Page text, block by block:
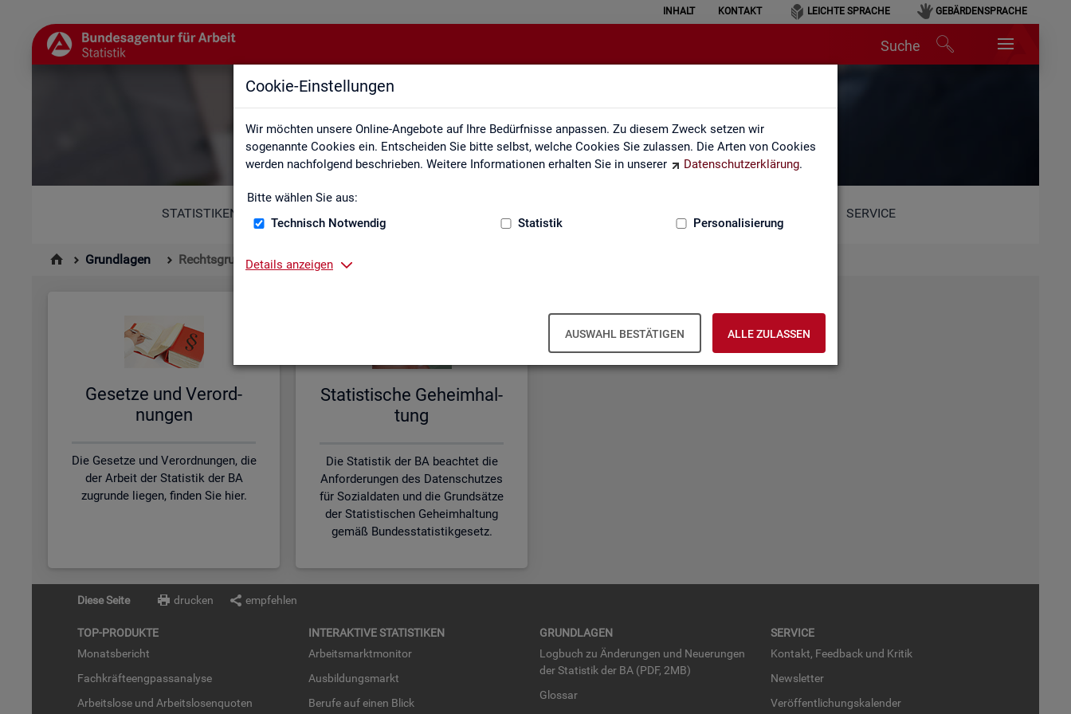
Cookie-Einstellungen
Wir möchten unsere Online-Angebote auf Ihre Bedürfnisse anpassen. Zu diesem Zweck setzen wir
sogenannte Cookies ein. Entscheiden Sie bitte selbst, welche Cookies Sie zulassen. Die Arten von Cookies
werden nachfolgend beschrieben. Weitere Informationen erhalten Sie in unserer
Datenschutzerklärung.
Bitte wählen Sie aus:
Technisch Notwendig
Statistik Personalisierung
Details anzeigen
AUSWAHL BESTÄTIGEN ALLE ZULASSEN
INHALT KONTAKT LEICHTE SPRACHE GEBÄRDENSPRACHE
Suche
Rechtsgrundlagen
STATISTIKEN SERVICE
Grundlagen Rechtsgrundlagen
Ge­set­ze und Ver­ord­
nun­gen
Die Gesetze und Verordnungen, die
der Arbeit der Statistik der BA
zugrunde liegen, finden Sie hier.
Sta­tis­ti­sche Ge­heim­hal­
tung
Die Statistik der BA beachtet die
Anforderungen des Datenschutzes
für Sozialdaten und die Grundsätze
der Statistischen Geheimhaltung
gemäß Bundesstatistikgesetz.
Diese Seite drucken empfehlen
TOP-PRO­DUK­TE
Mo­nats­be­richt
Fach­kräf­te­eng­pass­ana­ly­se
Ar­beits­lo­se und Ar­beits­lo­sen­quo­ten
IN­TER­AK­TI­VE STA­TIS­TI­KEN
Ar­beits­markt­mo­ni­tor
Aus­bil­dungs­markt
Be­ru­fe auf einen Blick
GRUND­LA­GEN
Log­buch zu Än­de­run­gen und Neue­run­gen
der Sta­tis­tik der BA (PDF, 2MB)
Glos­sar
SER­VICE
Kon­takt, Feed­back und Kri­tik
News­let­ter
Ver­öf­fent­li­chungs­ka­len­der